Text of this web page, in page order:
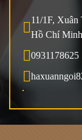
11/1F,
Hồ Chí Minh
0931178625